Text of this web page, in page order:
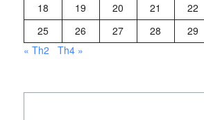
18
19 20 21 22
25
26 27 28 29
« Th2
Th4 »